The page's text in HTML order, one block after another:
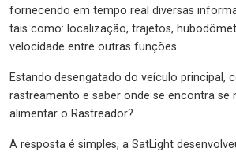
fornecendo em tempo real diversas
tais como: localização, trajetos,
velocidade entre outras funções.
Estando desengatado do veículo principal,
rastreamento e saber onde se encontra se
alimentar o Rastreador?
A resposta é simples, a SatLight